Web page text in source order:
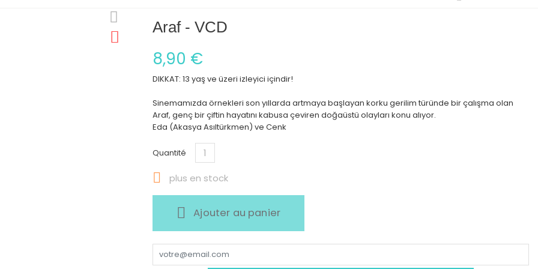
Araf - VCD
8,90 €
DIKKAT: 13 yaş ve üzeri izleyici içindir!
Sinemamızda örnekleri son yıllarda artmaya başlayan korku gerilim türünde bir çalışma olan
Araf, genç bir çiftin hayatını kabusa çeviren doğaüstü olayları konu alıyor.
Eda (Akasya Asıltürkmen) ve Cenk
Quantité
 plus en stock
Ajouter au panier